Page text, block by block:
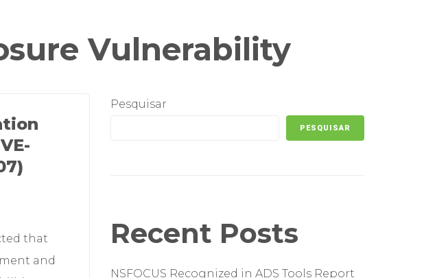
Vulnerability
that
and
Pesquisar
PESQUISAR
Recent Posts
NSFOCUS Recognized in ADS Tools Report